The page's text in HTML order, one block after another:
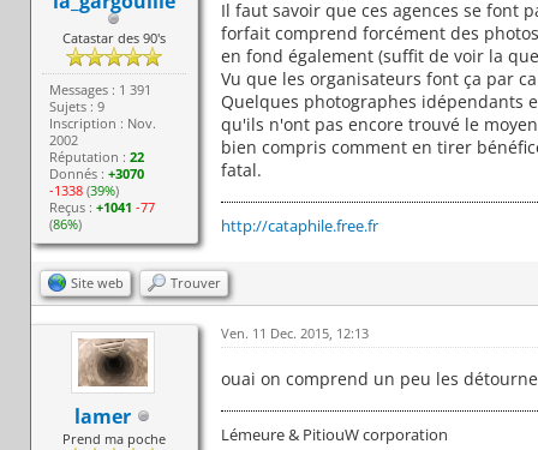
Catastar des 90's
Messages : 1 391
Sujets : 9
Inscription : Nov.
2002
Réputation :22
Donnés :+3070
-1338 (39%)
Reçus :+1041 -77
(86%)
Il faut savoir que ces agences se font
forfait comprend forcément des
en fond également (suffit de voir la
Vu que les organisateurs font ça par
Quelques photographes idépendants
qu'ils n'ont pas encore trouvé le
bien compris comment en tirer
fatal.
http://cataphile.free.fr
Site web Trouver
lamer
Prend ma poche
Ven. 11 Dec. 2015, 12:13
ouai on comprend un peu les
Lémeure & PitiouW corporation